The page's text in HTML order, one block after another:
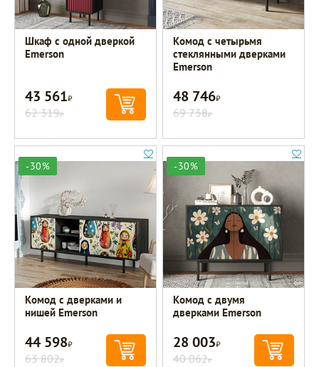
Шкаф с одной дверкой
Emerson
43 561Р
62 319Р
Комод с четырьмя
стеклянными дверками
Emerson
48 746Р
69 738Р
-30%
Комод с дверками и
нишей Emerson
44 598Р
63 802Р
-30%
Комод с двумя
дверками Emerson
28 003Р
40 062Р